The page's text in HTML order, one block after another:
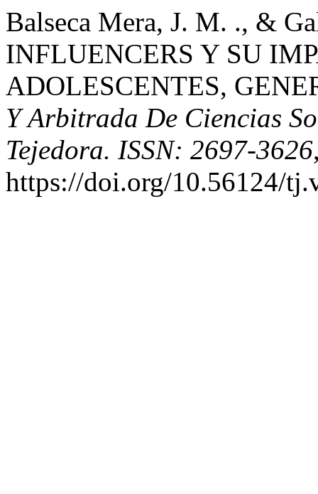
Balseca Mera, J. M. ., &
INFLUENCERS Y SU
ADOLESCENTES,
Y Arbitrada De Ciencias
Tejedora. ISSN: 2697-3626
https://doi.org/10.56124/